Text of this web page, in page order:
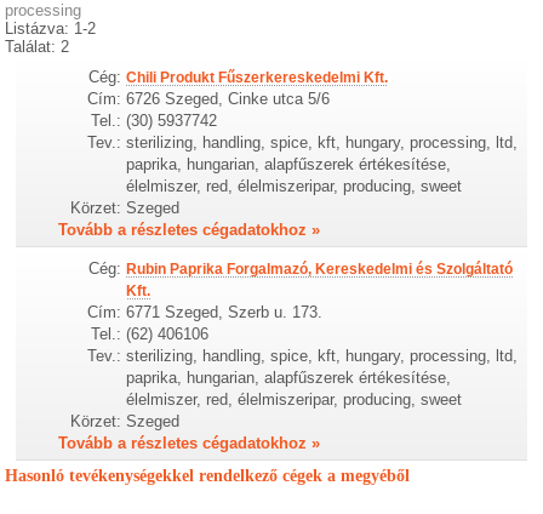
processing
Listázva: 1-2
Találat: 2
Cég: Chili Produkt Fűszerkereskedelmi Kft.
Cím: 6726 Szeged, Cinke utca 5/6
Tel.: (30) 5937742
Tev.: sterilizing, handling, spice, kft, hungary, processing, ltd,
paprika, hungarian, alapfűszerek értékesítése,
élelmiszer, red, élelmiszeripar, producing, sweet
Körzet: Szeged
Tovább a részletes cégadatokhoz »
Cég: Rubin Paprika Forgalmazó, Kereskedelmi és Szolgáltató
Kft.
Cím: 6771 Szeged, Szerb u. 173.
Tel.: (62) 406106
Tev.: sterilizing, handling, spice, kft, hungary, processing, ltd,
paprika, hungarian, alapfűszerek értékesítése,
élelmiszer, red, élelmiszeripar, producing, sweet
Körzet: Szeged
Tovább a részletes cégadatokhoz »
Hasonló tevékenységekkel rendelkező cégek a megyéből